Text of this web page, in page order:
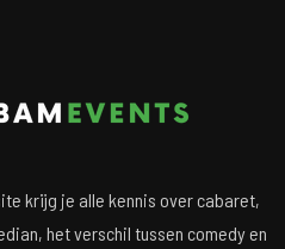
krijg je alle kennis over cabaret,
het verschil tussen comedy en